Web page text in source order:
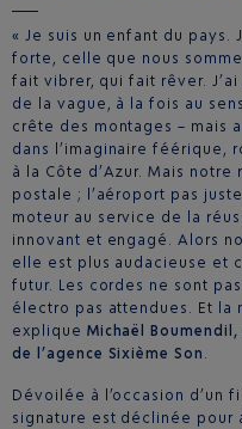
« Je suis un enfant du pays.
forte, celle que nous
fait vibrer, qui fait rêver.
de la vague, à la fois au
crête des montages – mais
dans l’imaginaire féérique,
à la Côte d’Azur. Mais
postale ; l’aéroport pas
moteur au service de la
innovant et engagé. Alors
elle est plus audacieuse et
futur. Les cordes ne sont
électro pas attendues. Et la
explique Michaël
de l’agence Sixième Son
Dévoilée à l’occasion d’un
signature est déclinée pour